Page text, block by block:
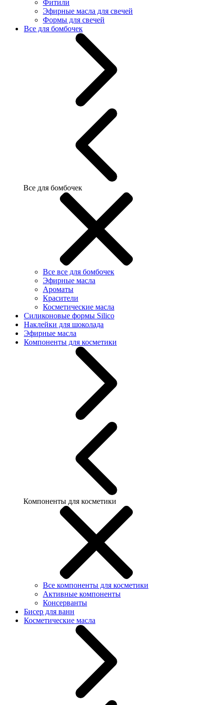
Фитили
Эфирные масла для свечей
Формы для свечей
Все для бомбочек
Все для бомбочек
Все все для бомбочек
Эфирные масла
Ароматы
Красители
Косметические масла
Силиконовые формы Silico
Наклейки для шоколада
Эфирные масла
Компоненты для косметики
Компоненты для косметики
Все компоненты для косметики
Активные компоненты
Консерванты
Бисер для ванн
Косметические масла